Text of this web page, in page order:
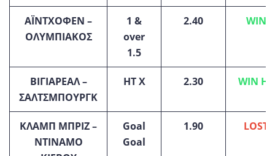
ΑΪΝΤΧΟΦΕΝ –
ΟΛΥΜΠΙΑΚΟΣ
1 &
over
1.5
2.40 WIN
ΒΙΓΙΑΡΕΑΛ –
ΣΑΛΤΣΜΠΟΥΡΓΚ
HT X 2.30 WIN
ΚΛΑΜΠ ΜΠΡΙΖ –
ΝΤΙΝΑΜΟ
Goal
Goal
1.90 LOST